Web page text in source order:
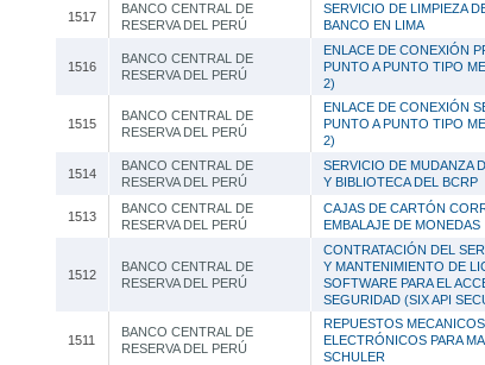
1517
BANCO CENTRAL DE
RESERVA DEL PERÚ
SERVICIO DE LIMPIEZA
BANCO EN LIMA
1516
BANCO CENTRAL DE
RESERVA DEL PERÚ
ENLACE DE CONEXIÓN
PUNTO A PUNTO TIPO
2)
1515
BANCO CENTRAL DE
RESERVA DEL PERÚ
ENLACE DE CONEXIÓN
PUNTO A PUNTO TIPO
2)
1514
BANCO CENTRAL DE
RESERVA DEL PERÚ
SERVICIO DE MUDANZA
Y BIBLIOTECA DEL BCRP
1513
BANCO CENTRAL DE
RESERVA DEL PERÚ
CAJAS DE CARTÓN
EMBALAJE DE MONEDAS
1512
BANCO CENTRAL DE
RESERVA DEL PERÚ
CONTRATACIÓN DEL
Y MANTENIMIENTO DE
SOFTWARE PARA EL
SEGURIDAD (SIX API
1511
BANCO CENTRAL DE
RESERVA DEL PERÚ
REPUESTOS
ELECTRÓNICOS PARA
SCHULER